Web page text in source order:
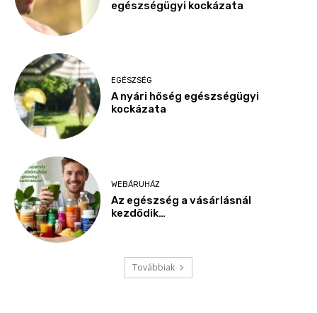
egészségügyi kockázata
EGÉSZSÉG
A nyári hőség egészségügyi
kockázata
WEBÁRUHÁZ
Az egészség a vásárlásnál
kezdődik…
Továbbiak